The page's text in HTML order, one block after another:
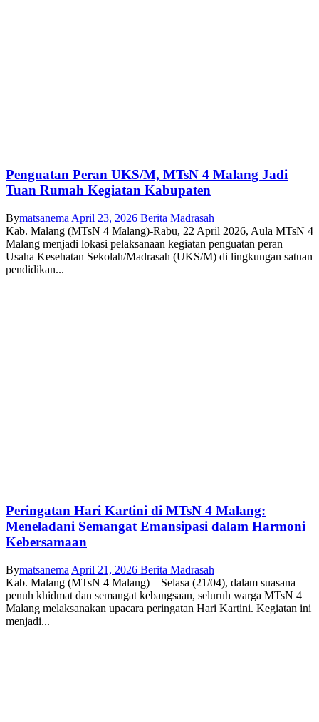
Penguatan Peran UKS/M, MTsN 4 Malang Jadi
Tuan Rumah Kegiatan Kabupaten
Bymatsanema April 23, 2026 Berita Madrasah
Kab. Malang (MTsN 4 Malang)-Rabu, 22 April 2026, Aula MTsN 4
Malang menjadi lokasi pelaksanaan kegiatan penguatan peran
Usaha Kesehatan Sekolah/Madrasah (UKS/M) di lingkungan satuan
pendidikan...
Peringatan Hari Kartini di MTsN 4 Malang:
Meneladani Semangat Emansipasi dalam Harmoni
Kebersamaan
Bymatsanema April 21, 2026 Berita Madrasah
Kab. Malang (MTsN 4 Malang) – Selasa (21/04), dalam suasana
penuh khidmat dan semangat kebangsaan, seluruh warga MTsN 4
Malang melaksanakan upacara peringatan Hari Kartini. Kegiatan ini
menjadi...